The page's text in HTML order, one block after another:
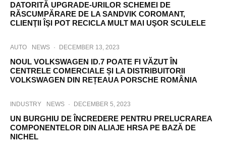
DATORITĂ UPGRADE-URILOR SCHEMEI DE
RĂSCUMPĂRARE DE LA SANDVIK COROMANT,
CLIENŢII ÎŞI POT RECICLA MULT MAI UŞOR SCULELE
AUTO NEWS · DECEMBER 13, 2023
NOUL VOLKSWAGEN ID.7 POATE FI VĂZUT ÎN
CENTRELE COMERCIALE ȘI LA DISTRIBUITORII
VOLKSWAGEN DIN REȚEAUA PORSCHE ROMÂNIA
INDUSTRY NEWS · DECEMBER 5, 2023
UN BURGHIU DE ÎNCREDERE PENTRU PRELUCRAREA
COMPONENTELOR DIN ALIAJE HRSA PE BAZĂ DE
NICHEL